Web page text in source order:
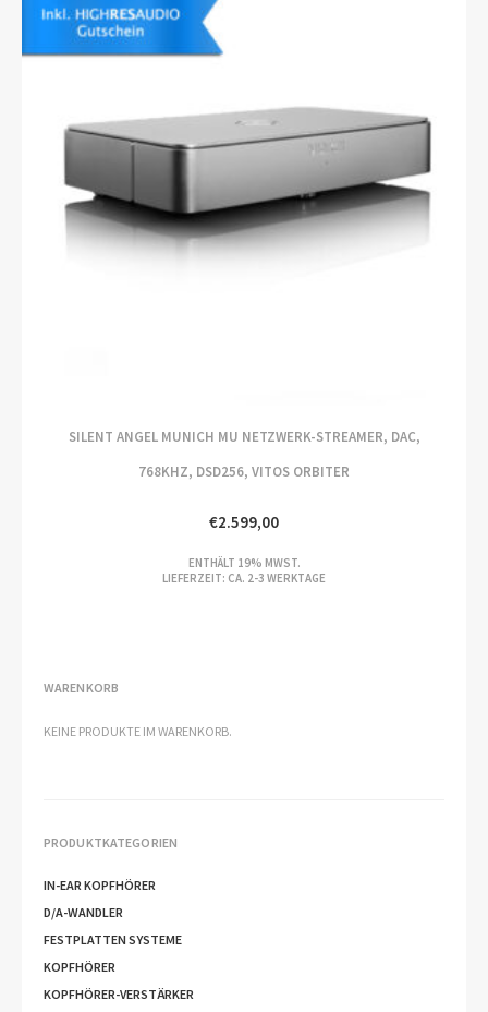
SILENT ANGEL MUNICH MU NETZWERK-STREAMER, DAC,
768KHZ, DSD256, VITOS ORBITER
€2.599,00
ENTHÄLT 19% MWST.
LIEFERZEIT: CA. 2-3 WERKTAGE
WARENKORB
KEINE PRODUKTE IM WARENKORB.
PRODUKTKATEGORIEN
IN-EAR KOPFHÖRER
D/A-WANDLER
FESTPLATTEN SYSTEME
KOPFHÖRER
KOPFHÖRER-VERSTÄRKER